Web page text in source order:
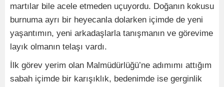
martılar bile acele etmeden uçuyordu. Doğanın kokusu
burnuma ayrı bir heyecanla dolarken içimde de yeni
yaşantımın, yeni arkadaşlarla tanışmanın ve görevime
layık olmanın telaşı vardı.
İlk görev yerim olan Malmüdürlüğü’ne adımımı attığım
sabah içimde bir karışıklık, bedenimde ise gerginlik